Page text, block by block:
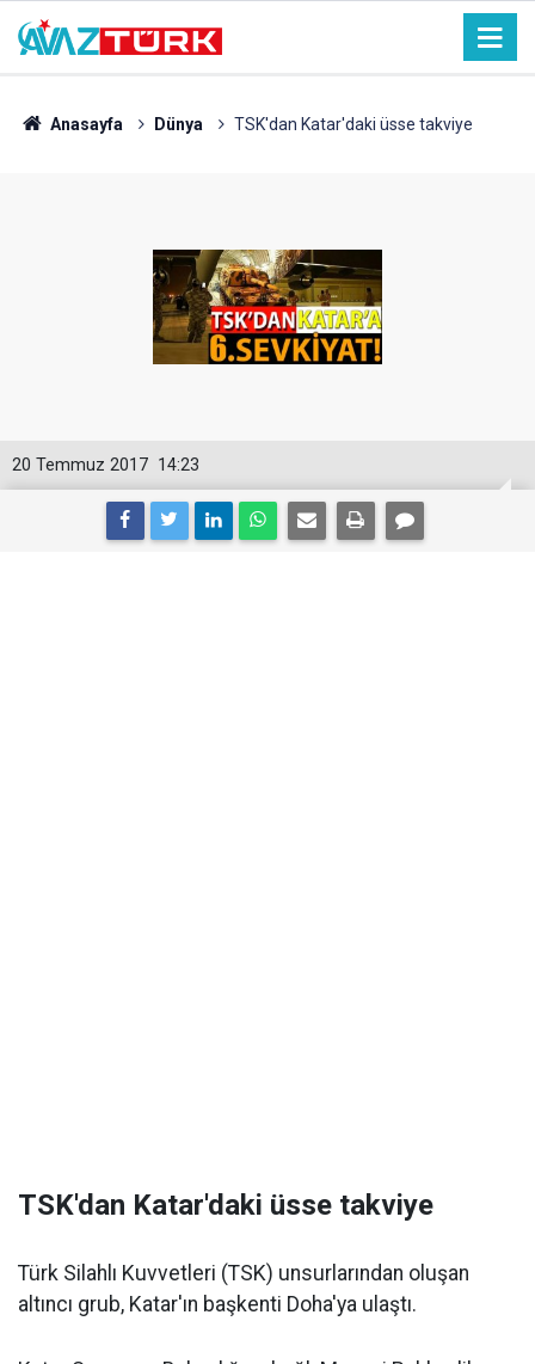
Anasayfa Dünya TSK'dan Katar'daki üsse takviye
14:23
20 Temmuz 2017
TSK'dan Katar'daki üsse takviye
Türk Silahlı Kuvvetleri (TSK) unsurlarından oluşan
altıncı grub, Katar'ın başkenti Doha'ya ulaştı.